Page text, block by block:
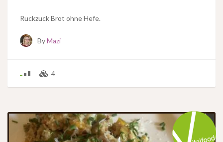
Ruckzuck Brot ohne Hefe.
ByMazi
4